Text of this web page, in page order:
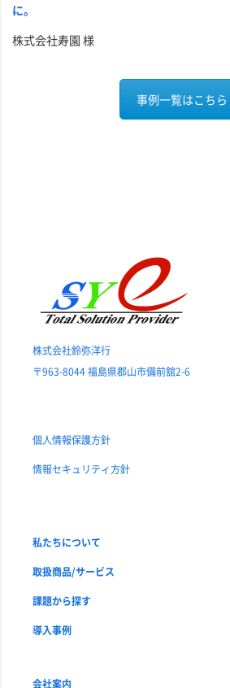
に。
株式会社寿園 様
事例一覧はこちら
株式会社鈴弥洋行
〒963-8044 福島県郡山市備前舘2-6
個人情報保護方針
情報セキュリティ方針
私たちについて
取扱商品/サービス
課題から探す
導入事例
会社案内